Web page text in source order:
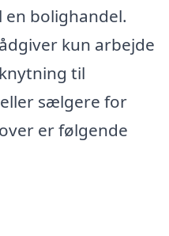
bolighandel.
kun arbejde
til
sælgere for
er følgende